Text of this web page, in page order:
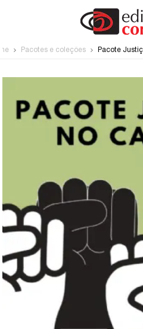
Pacotes e coleções Pacote